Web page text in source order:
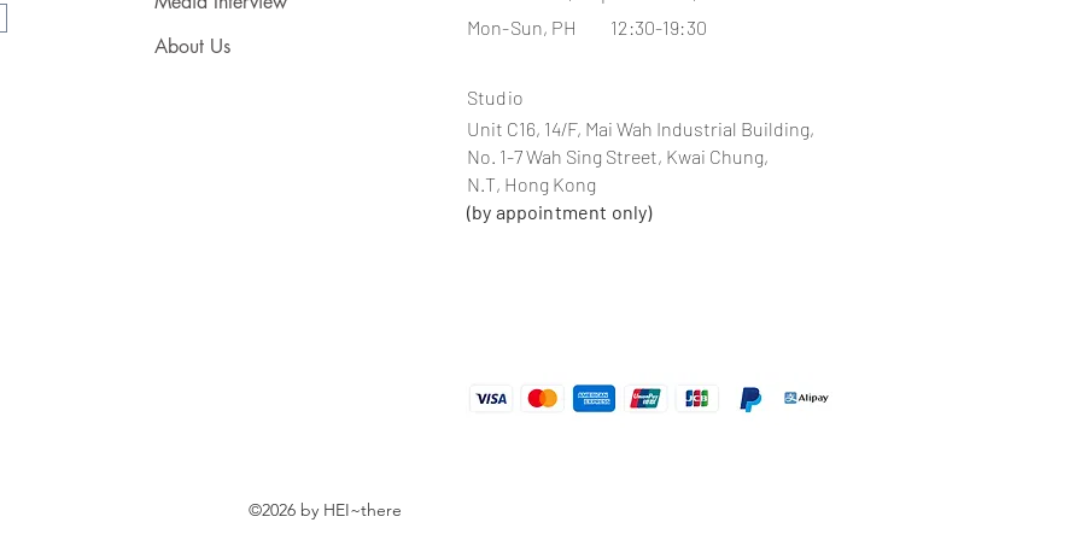
About Us
Mon-Sun, PH 12:30-19:30
Studio
Unit C16, 14/F, Mai Wah Industrial Building,
No. 1-7 Wah Sing Street, Kwai Chung,
N.T, Hong Kong
(by appointment only)
©2026 by HEI~there